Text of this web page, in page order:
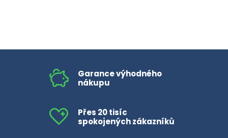
Garance výhodného
nákupu
Přes 20 tisíc
spokojených zákazníků